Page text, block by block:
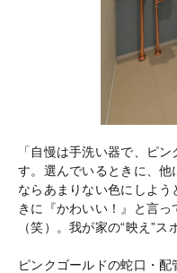
「自慢は手洗い器で、ピ
す。選んでいるときに、他
ならあまりない色にしよ
きに『かわいい！』と言
（笑）。我が家の“映え”ス
ピンクゴールドの蛇口・